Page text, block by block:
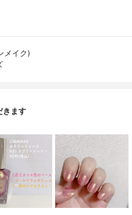
メイク)
きます